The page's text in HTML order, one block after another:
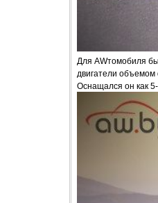
Для AWтомобиля
двигатели объемом
Оснащался он как